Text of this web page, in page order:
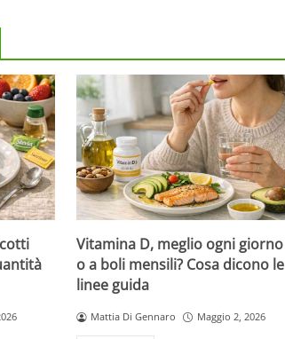
Vitamina D, meglio ogni giorno
o a boli mensili? Cosa dicono le
linee guida
Mattia Di Gennaro Maggio 2, 2026